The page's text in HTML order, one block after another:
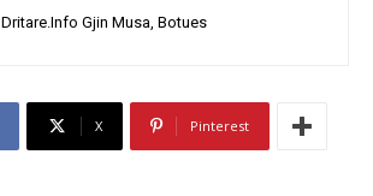
Dritare.Info Gjin Musa, Botues
X Pinterest